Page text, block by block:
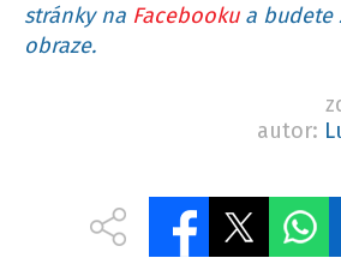
stránky na Facebookua budete
obraze.
autor: